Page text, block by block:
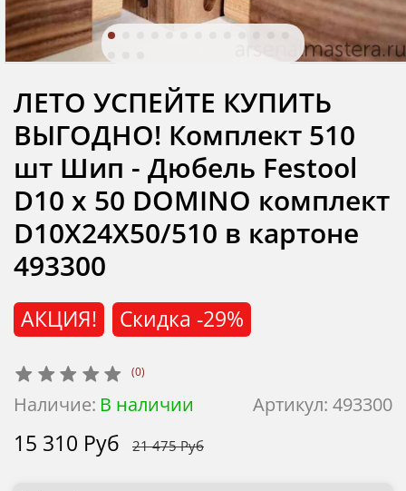
(0)
Артикул: 493300
Наличие: В наличии
АКЦИЯ! Скидка -29%
ЛЕТО УСПЕЙТЕ КУПИТЬ
ВЫГОДНО! Комплект 510
шт Шип - Дюбель Festool
D10 x 50 DOMINO комплект
D10X24X50/510 в картоне
493300
15 310 Руб 21 475 Руб